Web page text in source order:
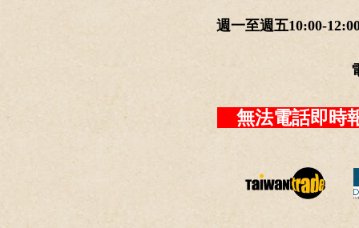
週一至週五10:00-
無法電話即